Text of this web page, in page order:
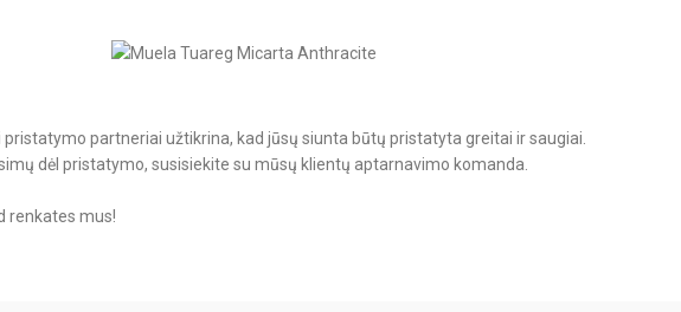
pristatymo partneriai užtikrina, kad jūsų siunta būtų pristatyta greitai ir saugiai.
dėl pristatymo, susisiekite su mūsų klientų aptarnavimo komanda.
renkates mus!